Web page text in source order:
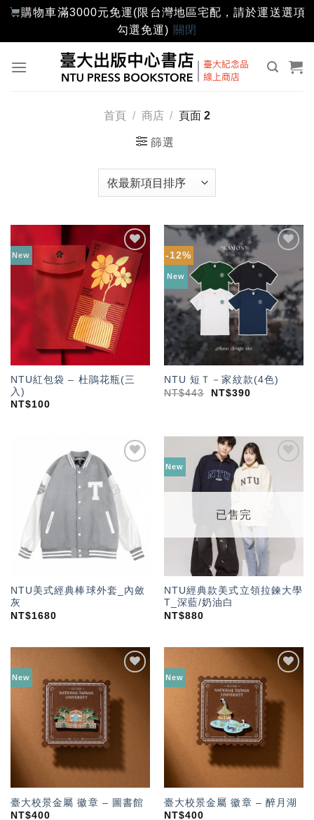
購物車滿3000元免運(限台灣地區宅配，請於運送選項
勾選免運) 關閉
首頁 / 商店 / 頁面 2
篩選
New
加入
「願
望輕
單」
NTU紅包袋 – 杜鵑花瓶(三
入)
NT$100
-12%
New
望輕
單」
NTU 短Ｔ－家紋款(4色)
NT$443 NT$390
NTU美式經典棒球外套_內斂
灰
NT$1680
New
望輕
已售完
NTU經典款美式立領拉鍊大學
T_深藍/奶油白
NT$880
New
臺大校景金屬 徽章 – 圖書館
NT$400
New
望輕
臺大校景金屬 徽章 – 醉月湖
NT$400